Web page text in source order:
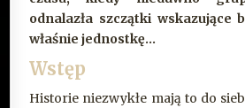
odnalazła szczątki wskazujące
właśnie jednostkę…
Wstęp
Historie niezwykłe mają to do